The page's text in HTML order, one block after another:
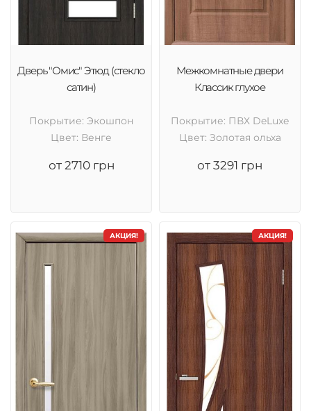
Дверь "Омис" Этюд (стекло
сатин)
Покрытие: Экошпон
Цвет: Венге
от 2710 грн
Межкомнатные двери
Классик глухое
Покрытие: ПВХ DeLuxe
Цвет: Золотая ольха
от 3291 грн
АКЦИЯ! АКЦИЯ!